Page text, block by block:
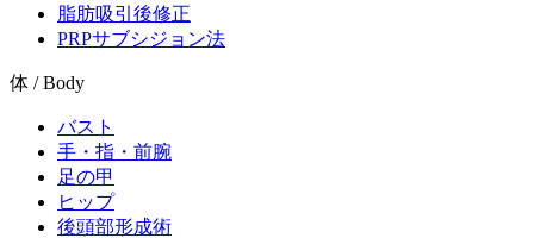
脂肪吸引後修正
PRPサブシジョン法
体 / Body
バスト
手・指・前腕
足の甲
ヒップ
後頭部形成術